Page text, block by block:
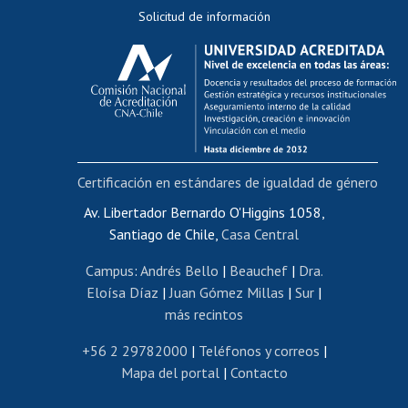
Evaluación docente
Calificación académica
Postulación al AUCAI
Funcionarias/os
Cursos internos de capacitación
Bienestar del personal
Portal de movilidad interna
Certificado de renta
Certificado de renta honorarios
Editar páginas blancas
Extranjeras/os
Revalidación y reconocimiento de títulos
Postulación al Programa de Movilidad Estudiantil
Solicitud de información
Av. Libertador Bernardo O'Higgins 1058,
Santiago de Chile, Casa Central
Campus: Andrés Bello | Beauchef| Dra.
Eloísa Díaz | Juan Gómez Millas | Sur |
más recintos
+56 2 29782000 | Teléfonos y correos |
Mapa del portal| Contacto
Certificación en estándares de igualdad de género